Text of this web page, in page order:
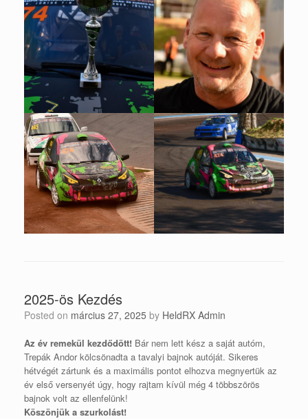
2025-ös Kezdés
Posted on március 27, 2025 by HeldRX Admin
Az év remekül kezdődött! Bár nem lett kész a saját autóm,
Trepák Andor kölcsönadta a tavalyi bajnok autóját. Sikeres
hétvégét zártunk és a maximális pontot elhozva megnyertük az
év első versenyét úgy, hogy rajtam kívül még 4 többszörös
bajnok volt az ellenfelünk!
Köszönjük a szurkolást!